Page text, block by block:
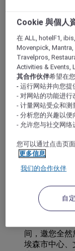
4,4/5
埃森, 德国
埃森广场美
欢迎下榻埃
舒适与款待
围雅致，无
间，邀您全然
埃森市中心、
Cookie 與個人
在 ALL, hotelF1,
Movenpick,
Travelpros,
Activities & Events,
其合作伙伴希望在
- 运行网站并向您提
- 对网站的功能进行
- 计量网站受众和测
- 分析您的兴趣以
- 允许您与社交网络
您可以通过点击页
更多信息
我们的合作伙伴
自